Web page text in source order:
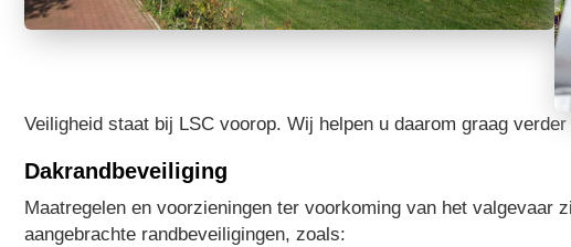
Veiligheid staat bij LSC voorop. Wij helpen u daarom graag
Dakrandbeveiliging
Maatregelen en voorzieningen ter voorkoming van het valgevaar
aangebrachte randbeveiligingen, zoals: